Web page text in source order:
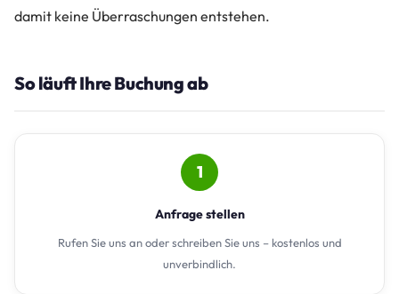
damit keine Überraschungen entstehen.
So läuft Ihre Buchung ab
1
Anfrage stellen
Rufen Sie uns an oder schreiben Sie uns – kostenlos und
unverbindlich.